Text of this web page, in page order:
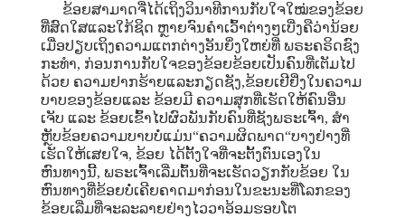
ຂ້ອຍສາມາດຈື່ໄດ້ເຖິງວິນາທີການກັບໃຈໃໝ່ຂອງຂ້ອຍ
ທີ່ສົດໃສແລະໃກ້ຊິດ ຫຼາຍຈົນຄໍາເວົ້າຕ່າງໆເບີ່ງຄືວ່ານ້ອຍ
ເມື່ອປຽບເຖິງຄວາມແຕກຕ່າງອັນຍິ່ງໃຫຍ່ທີ່ ພຣະຄຣິດຊົງ
ກະທໍາ, ກ່ອນການກັບໃຈຂອງຂ້ອຍຂ້ອຍເປັນຄົນທີ່ເຕັມໄປ
ດ້ວຍ ຄວາມຢາກຮ້າຍແລະກຽດຊັງ,ຂ້ອຍເຢີຢິ່ງໃນຄວາມ
ບາບຂອງຂ້ອຍແລະ ຂ້ອຍມີ ຄວາມສຸກທີ່ເຮັດໃຫ້ຄົນອື່ນ
ເຈັບ ແລະ ຂ້ອຍເຂົ້າໄປຜົວພັນກັບຄົນທີ່ຊັງພຣະເຈົ້າ, ສໍາ
ຫຼັບຂ້ອຍຄວາມບາບບໍ່ແມ່ນ“ຄວາມຜິດພາດ“ບາງຢ່າງທີ່
ເຮັດໃຫ້ເສຍໃຈ, ຂ້ອຍ ໄດ້ຕັ້ງໃຈທີ່ຈະຕັ້ງຕົນເອງໃນ
ຫົນທາງນີ້, ພຣະເຈົ້າເລີ່ມຕົ້ນທີ່ຈະເຮັດວຽກກັບຂ້ອຍ ໃນ
ຫົນທາງທີ່ຂ້ອຍບໍ່ເຄີຍຄາດມາກ່ອນໃນຂະນະທີ່ໂລກຂອງ
ຂ້ອຍເລີ່ມທີ່ຈະລະລາຍຢ່າງໄວວາອ້ອມຮອບໂຕ